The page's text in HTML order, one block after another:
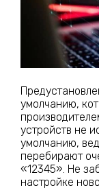
умолчанию,
устройств не
умолчанию,
перебирают
«12345». Не
настройке